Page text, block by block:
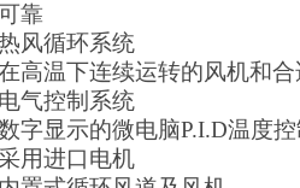
靠
风循环系统
高温下连续运转的风机和
气控制系统
字显示的微电脑P.I.D温度
用进口电机